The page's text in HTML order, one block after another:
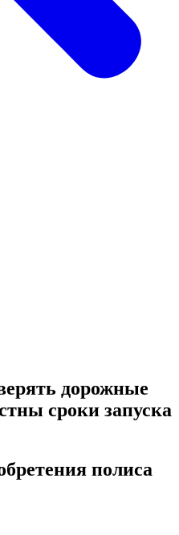
дорожные
сроки запуска
полиса